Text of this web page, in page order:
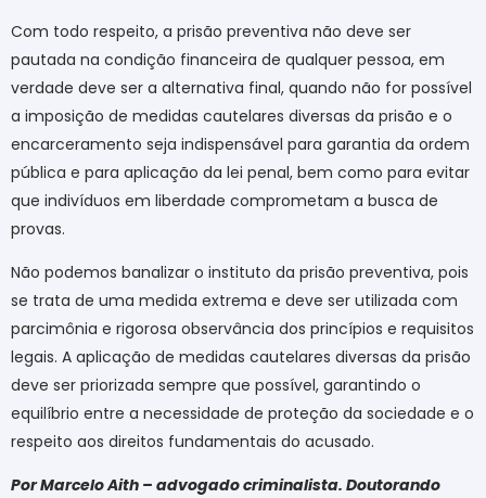
Com todo respeito, a prisão preventiva não deve ser
pautada na condição financeira de qualquer pessoa, em
verdade deve ser a alternativa final, quando não for possível
a imposição de medidas cautelares diversas da prisão e o
encarceramento seja indispensável para garantia da ordem
pública e para aplicação da lei penal, bem como para evitar
que indivíduos em liberdade comprometam a busca de
provas.
Não podemos banalizar o instituto da prisão preventiva, pois
se trata de uma medida extrema e deve ser utilizada com
parcimônia e rigorosa observância dos princípios e requisitos
legais. A aplicação de medidas cautelares diversas da prisão
deve ser priorizada sempre que possível, garantindo o
equilíbrio entre a necessidade de proteção da sociedade e o
respeito aos direitos fundamentais do acusado.
Por Marcelo Aith – advogado criminalista. Doutorando